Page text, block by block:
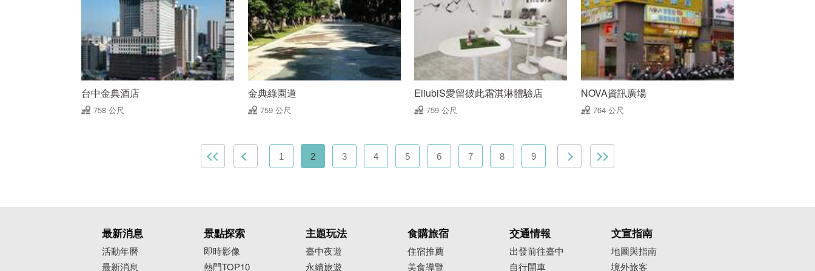
台中金典酒店
758 公尺
金典綠園道
759 公尺
EliubiS愛留彼此霜淇淋體驗店
759 公尺
NOVA資訊廣場
764 公尺
1 2 3 4 5 6 7 8 9
最新消息
活動年曆
最新消息
景點探索
即時影像
熱門TOP10
主題玩法
臺中夜遊
永續旅遊
食購旅宿
住宿推薦
美食導覽
交通情報
出發前往臺中
自行開車
文宣指南
地圖與指南
境外旅客